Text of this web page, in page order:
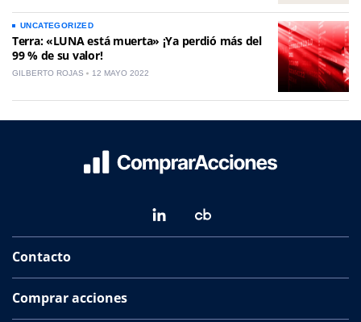
UNCATEGORIZED
Terra: «LUNA está muerta» ¡Ya perdió más del
99 % de su valor!
GILBERTO ROJAS 12 MAYO 2022
Contacto
Comprar acciones